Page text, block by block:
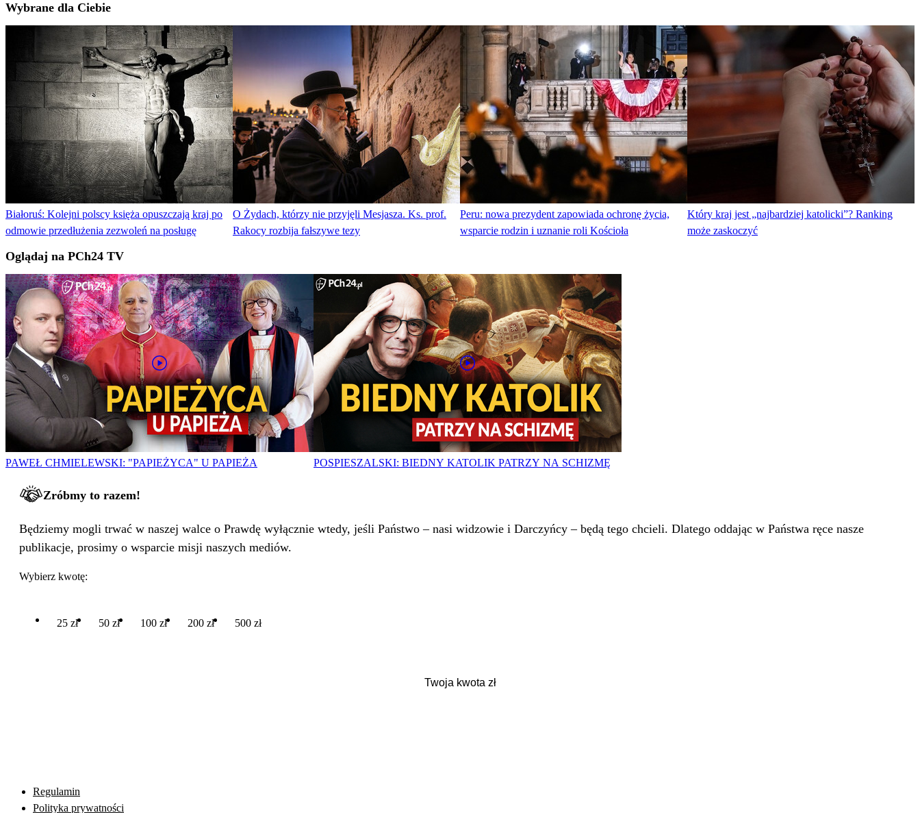
Wybrane dla Ciebie
Białoruś: Kolejni polscy księża opuszczają kraj po
odmowie przedłużenia zezwoleń na posługę
O Żydach, którzy nie przyjęli Mesjasza. Ks. prof.
Rakocy rozbija fałszywe tezy
Peru: nowa prezydent zapowiada ochronę życia,
wsparcie rodzin i uznanie roli Kościoła
Który kraj jest „najbardziej katolicki”? Ranking
może zaskoczyć
Oglądaj na PCh24 TV
PAWEŁ CHMIELEWSKI: "PAPIEŻYCA" U PAPIEŻA POSPIESZALSKI: BIEDNY KATOLIK PATRZY NA SCHIZMĘ
Zróbmy to razem!
Będziemy mogli trwać w naszej walce o Prawdę wyłącznie wtedy, jeśli Państwo – nasi widzowie i Darczyńcy – będą tego chcieli. Dlatego oddając w Państwa ręce nasze
publikacje, prosimy o wsparcie misji naszych mediów.
Wybierz kwotę:
25 zł 50 zł 100 zł 200 zł 500 zł
Regulamin
Polityka prywatności